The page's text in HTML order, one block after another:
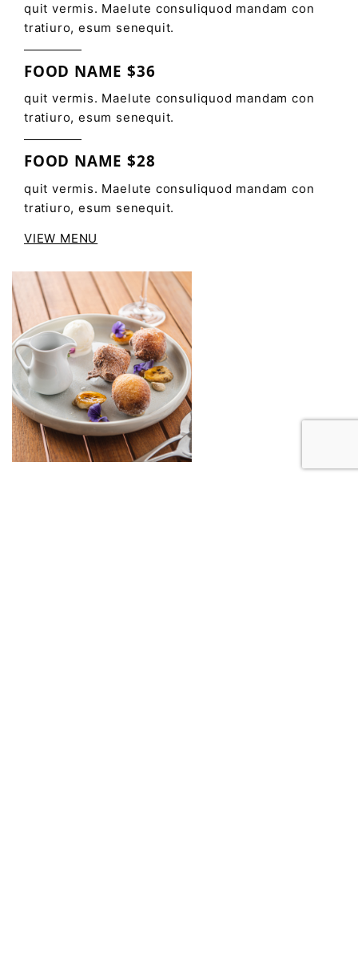
quit vermis. Maelute consuliquod mandam con
tratiuro, esum senequit.
FOOD NAME $36
quit vermis. Maelute consuliquod mandam con
tratiuro, esum senequit.
FOOD NAME $28
quit vermis. Maelute consuliquod mandam con
tratiuro, esum senequit.
VIEW MENU